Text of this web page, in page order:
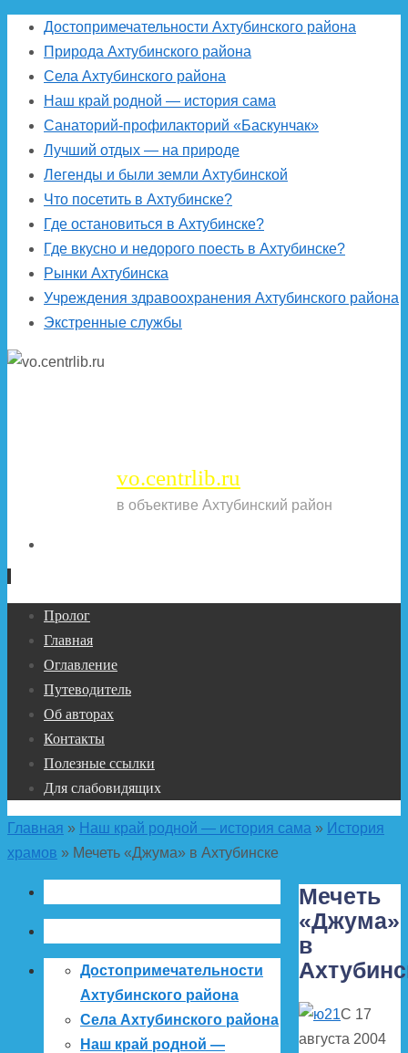
Достопримечательности Ахтубинского района
Природа Ахтубинского района
Села Ахтубинского района
Наш край родной — история сама
Санаторий-профилакторий «Баскунчак»
Лучший отдых — на природе
Легенды и были земли Ахтубинской
Что посетить в Ахтубинске?
Где остановиться в Ахтубинске?
Где вкусно и недорого поесть в Ахтубинске?
Рынки Ахтубинска
Учреждения здравоохранения Ахтубинского района
Экстренные службы
vo.centrlib.ru
в объективе Ахтубинский район
Перейти
содержимому
Пролог
Главная
Оглавление
Путеводитель
Об авторах
Контакты
Полезные ссылки
Для слабовидящих
Главная » Наш край родной — история сама » История
храмов » Мечеть «Джума» в Ахтубинске
Мечеть
«Джума»
в
С 17
августа 2004
Достопримечательности
Ахтубинского района
Села Ахтубинского района
Наш край родной —